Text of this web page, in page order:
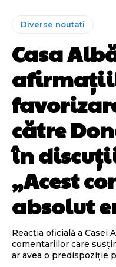
Diverse noutati
Casa
către
în
„Acest
absolut
Reacția oficială a Casei
comentariilor care
ar avea o predispoziție